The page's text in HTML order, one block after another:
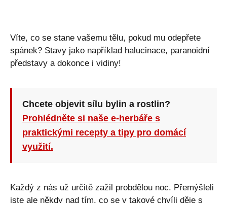
Víte, co se stane vašemu tělu, pokud mu odepřete
spánek? Stavy jako například halucinace, paranoidní
představy a dokonce i vidiny!
Chcete objevit sílu bylin a rostlin?
Prohlédněte si naše e-herbáře s
praktickými recepty a tipy pro domácí
využití.
Každý z nás už určitě zažil probdělou noc. Přemýšleli
jste ale někdy nad tím, co se v takové chvíli děje s